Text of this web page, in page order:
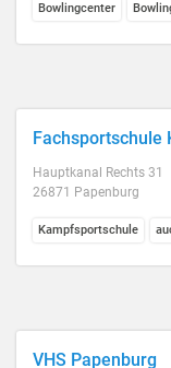
Bowlingcenter
Fachsportschule
Hauptkanal Rechts 31
26871 Papenburg
Kampfsportschule
VHS Papenburg